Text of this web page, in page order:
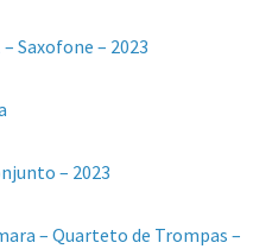
Saxofone – 2023
– 2023
– Quarteto de Trompas –